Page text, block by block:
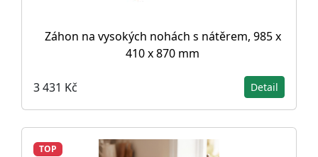
Záhon na vysokých nohách s nátěrem, 985 x
410 x 870 mm
3 431 Kč Detail
TOP